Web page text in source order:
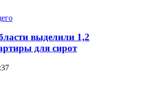
выделили 1,2
для сирот